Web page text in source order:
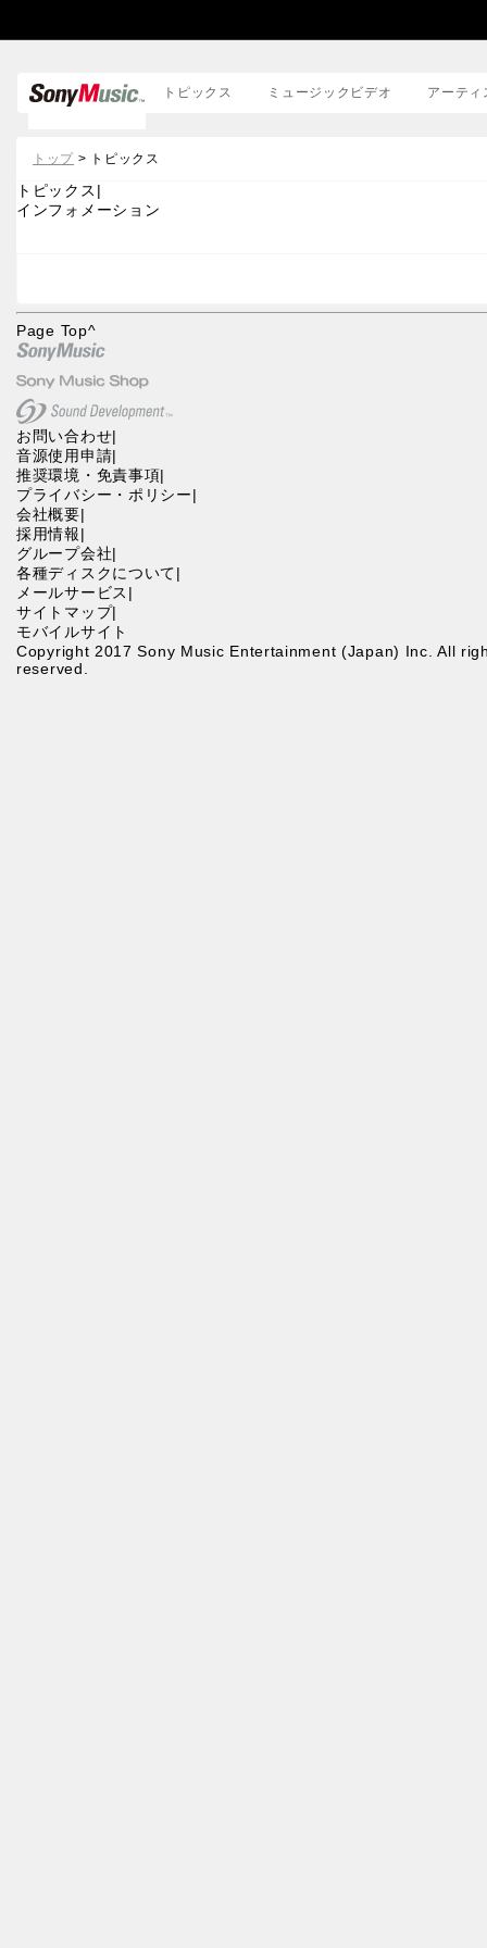
トピックス ミュージックビデオ アーティ
トップ > トピックス
トピックス |
インフォメーション
Page Top^
お問い合わせ|
音源使用申請|
推奨環境・免責事項|
プライバシー・ポリシー|
会社概要|
採用情報|
グループ会社|
各種ディスクについて|
メールサービス |
サイトマップ|
モバイルサイト
Copyright 2017 Sony Music Entertainment (Japan) Inc. All
reserved.